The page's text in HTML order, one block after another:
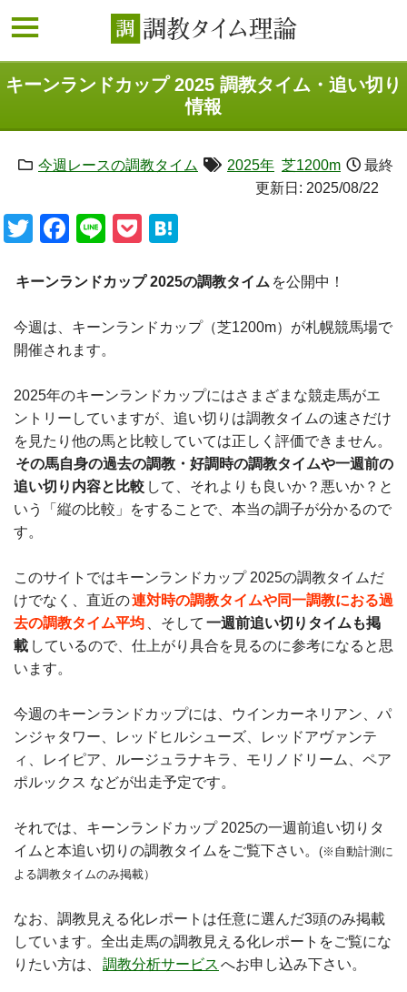
キーンランドカップ 2025 調教タイム・追い切り
情報
今週レースの調教タイム 2025年 芝1200m
最終
更新日: 2025/08/22
TwitterFacebook
LinePocket
キーンランドカップ 2025の調教タイム を公開中！
今週は、キーンランドカップ（芝1200m）が札幌競馬場で
開催されます。
2025年のキーンランドカップにはさまざまな競走馬がエ
ントリーしていますが、追い切りは調教タイムの速さだけ
を見たり他の馬と比較していては正しく評価できません。
その馬自身の過去の調教・好調時の調教タイムや一週前の
追い切り内容と比較 して、それよりも良いか？悪いか？と
いう「縦の比較」をすることで、本当の調子が分かるので
す。
このサイトではキーンランドカップ 2025の調教タイムだ
けでなく、直近の連対時の調教タイムや同一調教におる過
去の調教タイム平均
、そして 一週前追い切りタイムも掲
載 しているので、仕上がり具合を見るのに参考になると思
います。
今週のキーンランドカップには、ウインカーネリアン、パ
ンジャタワー、レッドヒルシューズ、レッドアヴァンテ
ィ、レイピア、ルージュラナキラ、モリノドリーム、ペア
ポルックス などが出走予定です。
それでは、キーンランドカップ 2025の一週前追い切りタ
イムと本追い切りの調教タイムをご覧下さい。 (※自動計測に
よる調教タイムのみ掲載）
なお、調教見える化レポートは任意に選んだ3頭のみ掲載
しています。全出走馬の調教見える化レポートをご覧にな
りたい方は、
調教分析サービス へお申し込み下さい。